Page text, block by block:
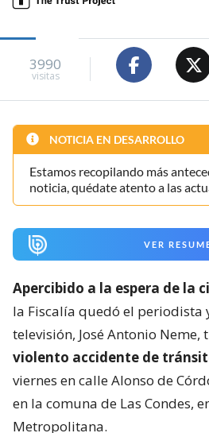
3990
visitas
NOTICIA EN DESARROLLO
Estamos recopilando más
noticia, quédate atento a las
VER
Apercibido a la espera de la
la Fiscalía quedó el periodista
televisión, José Antonio
violento accidente de
viernes en calle Alonso de
en la comuna de Las Condes,
Metropolitana.